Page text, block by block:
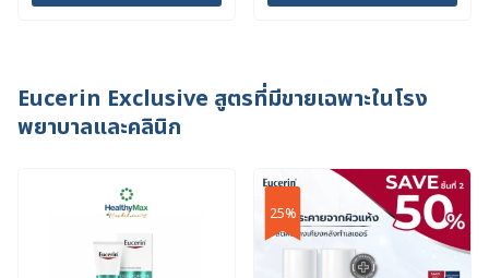
Eucerin Exclusive สูตรที่มีขายเฉพาะในโรง
พยาบาลและคลินิก
25%